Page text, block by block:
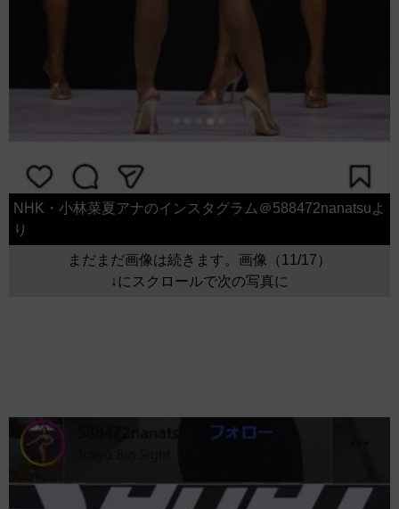
NHK・小林菜夏アナのインスタグラム＠588472nanatsuよ
り
まだまだ画像は続きます。画像（11/17）
↓にスクロールで次の写真に